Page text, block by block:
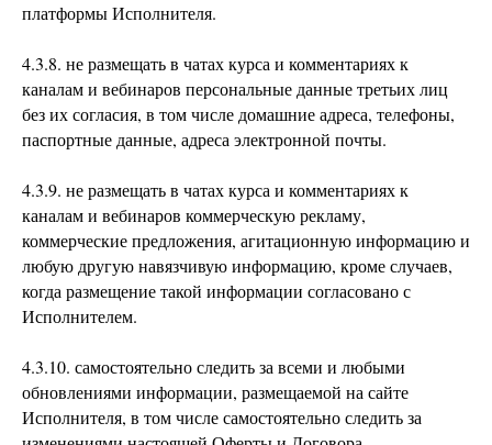
платформы Исполнителя.
4.3.8. не размещать в чатах курса и комментариях к
каналам и вебинаров персональные данные третьих лиц
без их согласия, в том числе домашние адреса, телефоны,
паспортные данные, адреса электронной почты.
4.3.9. не размещать в чатах курса и комментариях к
каналам и вебинаров коммерческую рекламу,
коммерческие предложения, агитационную информацию и
любую другую навязчивую информацию, кроме случаев,
когда размещение такой информации согласовано с
Исполнителем.
4.3.10. самостоятельно следить за всеми и любыми
обновлениями информации, размещаемой на сайте
Исполнителя, в том числе самостоятельно следить за